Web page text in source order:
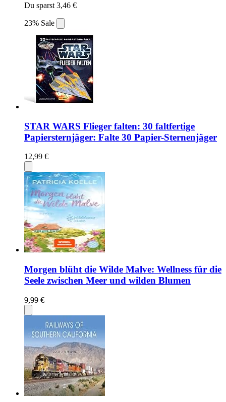
Du sparst 3,46 €
23% Sale
STAR WARS Flieger falten: 30 faltfertige
Papiersternjäger: Falte 30 Papier-Sternenjäger
12,99 €
Morgen blüht die Wilde Malve: Wellness für die
Seele zwischen Meer und wilden Blumen
9,99 €